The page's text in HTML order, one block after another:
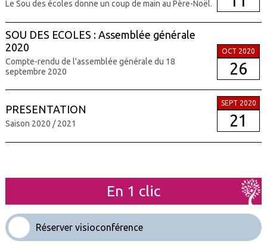
Le Sou des écoles donne un coup de main au Père-Noël.
SOU DES ECOLES : Assemblée générale
2020
Compte-rendu de l'assemblée générale du 18
septembre 2020
OCT 2020
26
PRESENTATION
Saison 2020 / 2021
SEPT 2020
21
En 1 clic
Réserver visioconférence